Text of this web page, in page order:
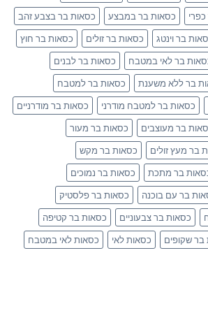
כסאות בר במבצע
כסאות בר בצבע זהב
בר וינטג כסאות בר זולים
כסאות בר חוץ
בר לאי במטבח
כסאות בר לבנים
בר ללא משענת
כסאות בר למטבח
כסאות בר למטבח מודרני
כסאות בר מודרניים
בר מעוצבים
כסאות בר מעור
בר מעץ זולים
כסאות בר מקש
בר מתכת
כסאות בר נמוכים
בר עם בוכנה
כסאות בר פלסטיק
כסאות בר צבעוניים
כסאות בר קטיפה
בר שקופים כסאות לאי
כסאות לאי במטבח